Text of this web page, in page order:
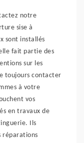
notre
sise à
sont installés
fait partie des
sur les
toujours contacter
à votre
vos
en travaux de
Ils
réparations